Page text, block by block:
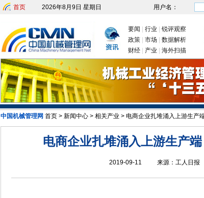
首页 2026年8月9日 星期日 用户名：
要闻 行业
锐评观察
政策
市场
数据解析
财经
产业 海外扫描
中国机械管理网 首页 > 新闻中心 > 相关产业 > 电商企业扎堆涌入上游生产端 大
发改委：九大举措有序推动企
电商企业扎堆涌入上游生产
2019-09-11 来源： 工人日报